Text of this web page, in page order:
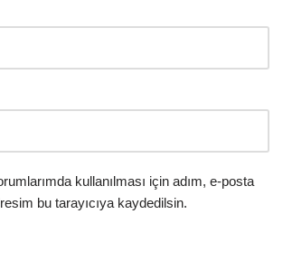
kullanılması için adım, e-posta
bu tarayıcıya kaydedilsin.